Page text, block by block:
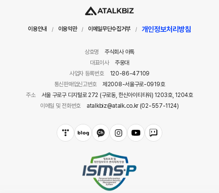
이용안내 / 이용약관 / 이메일무단수집거부 / 개인정보처리방침
상호명
주식회사 아톡
대표이사
주웅대
사업자 등록번호
120-86-47109
통신판매업신고번호
제2008-서울구로-0919호
주소
서울 구로구 디지털로 272 (구로동, 한신아이티타워) 1203호, 1204호
이메일 및 전화번호
atalkbiz@atalk.co.kr (02-557-1124)